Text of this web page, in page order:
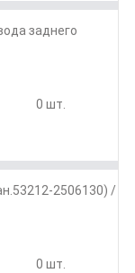
заднего
0 шт.
2506130) /
0 шт.